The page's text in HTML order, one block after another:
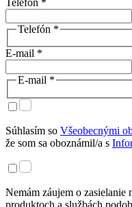
Telefón *
E-mail *
E-mail *
Súhlasím so Všeobecnými
že som sa oboznámil/a s
Nemám záujem o
produktoch a službách